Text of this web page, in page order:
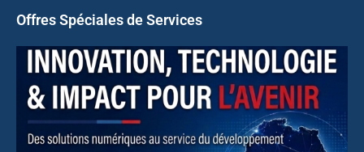
Offres Spéciales de Services